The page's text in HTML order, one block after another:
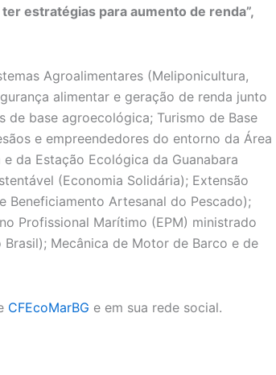
estratégias para aumento de renda”,
Agroalimentares (Meliponicultura,
alimentar e geração de renda junto
base agroecológica; Turismo de Base
e empreendedores do entorno da Área
da Estação Ecológica da Guanabara
(Economia Solidária); Extensão
Beneficiamento Artesanal do Pescado);
Profissional Marítimo (EPM) ministrado
Mecânica de Motor de Barco e de
CFEcoMarBG e em sua rede social.